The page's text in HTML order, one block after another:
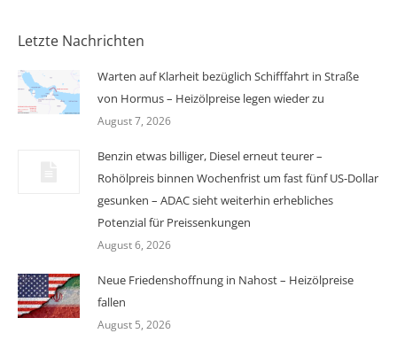
Letzte Nachrichten
Warten auf Klarheit bezüglich Schifffahrt in Straße
von Hormus – Heizölpreise legen wieder zu
August 7, 2026
Benzin etwas billiger, Diesel erneut teurer –
Rohölpreis binnen Wochenfrist um fast fünf US-Dollar
gesunken – ADAC sieht weiterhin erhebliches
Potenzial für Preissenkungen
August 6, 2026
Neue Friedenshoffnung in Nahost – Heizölpreise
fallen
August 5, 2026